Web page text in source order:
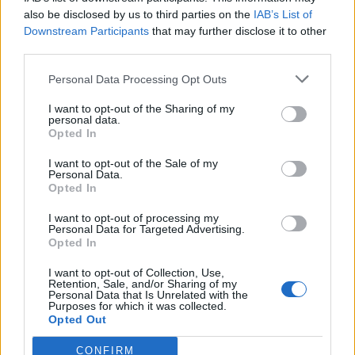
also be disclosed by us to third parties on the IAB’s List of
Downstream Participants that may further disclose it to other
Personal Data Processing Opt Outs
I want to opt-out of the Sharing of my
personal data.
Opted In
I want to opt-out of the Sale of my
Personal Data.
Opted In
I want to opt-out of processing my
Personal Data for Targeted Advertising.
Opted In
I want to opt-out of Collection, Use,
Retention, Sale, and/or Sharing of my
Personal Data that Is Unrelated with the
Purposes for which it was collected.
Opted Out
CONFIRM
ΣΧΕΤΙΚΑ ΑΡΘΡΑ